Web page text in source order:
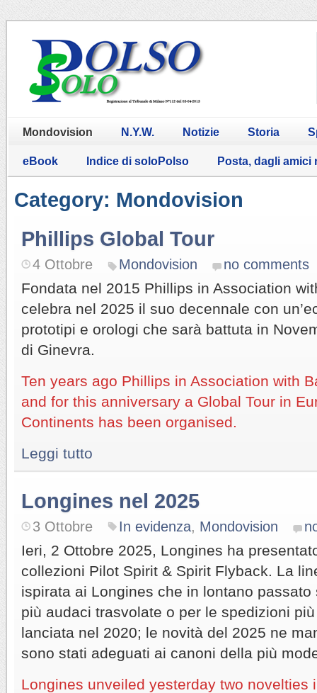
Mondovision N.Y.W. Notizie Storia
eBook Indice di soloPolso Posta, dagli amici
Category: Mondovision
Phillips Global Tour
4 Ottobre Mondovision no comments
Fondata nel 2015 Phillips in Association
celebra nel 2025 il suo decennale con
prototipi e orologi che sarà battuta in
di Ginevra.
Ten years ago Phillips in Association with
and for this anniversary a Global Tour in
Continents has been organised.
Leggi tutto
Longines nel 2025
3 Ottobre In evidenza, Mondovision
Ieri, 2 Ottobre 2025, Longines ha
collezioni Pilot Spirit & Spirit Flyback. La
ispirata ai Longines che in lontano
più audaci trasvolate o per le spedizioni
lanciata nel 2020; le novità del 2025 ne
sono stati adeguati ai canoni della più
Longines unveiled yesterday two novelties